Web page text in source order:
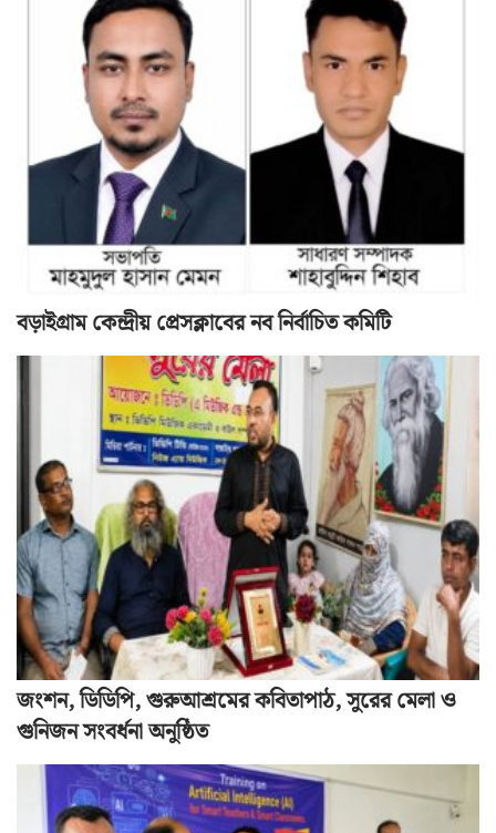
বড়াইগ্রাম কেন্দ্রীয় প্রেসক্লাবের নব নির্বাচিত কমিটি
জংশন, ডিডিপি, গুরুআশ্রমের কবিতাপাঠ, সুরের মেলা ও
গুনিজন সংবর্ধনা অনুষ্ঠিত